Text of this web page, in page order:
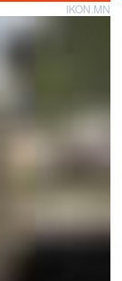
IKON.MN